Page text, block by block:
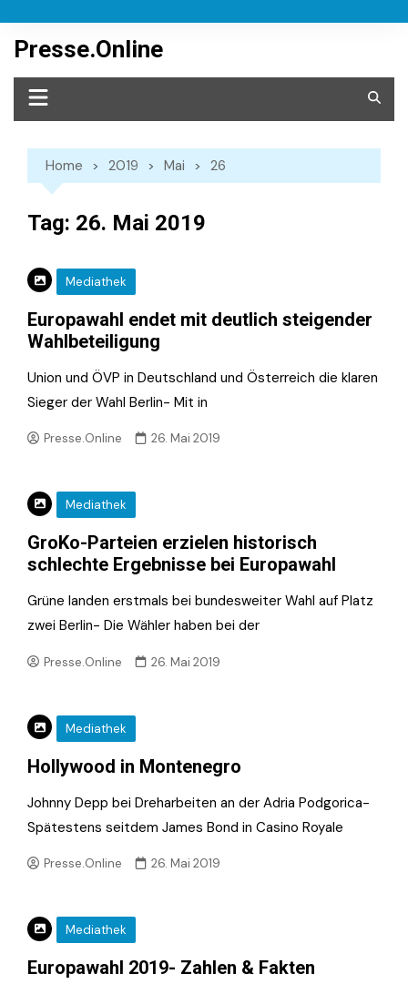
content
Presse.Online
Home 2019 Mai 26
Tag: 26. Mai 2019
Mediathek
Europawahl endet mit deutlich steigender
Wahlbeteiligung
Union und ÖVP in Deutschland und Österreich die klaren
Sieger der Wahl Berlin- Mit in
Presse.Online 26. Mai 2019
Mediathek
GroKo-Parteien erzielen historisch
schlechte Ergebnisse bei Europawahl
Grüne landen erstmals bei bundesweiter Wahl auf Platz
zwei Berlin- Die Wähler haben bei der
Presse.Online 26. Mai 2019
Mediathek
Hollywood in Montenegro
Johnny Depp bei Dreharbeiten an der Adria Podgorica-
Spätestens seitdem James Bond in Casino Royale
Presse.Online 26. Mai 2019
Mediathek
Europawahl 2019- Zahlen & Fakten